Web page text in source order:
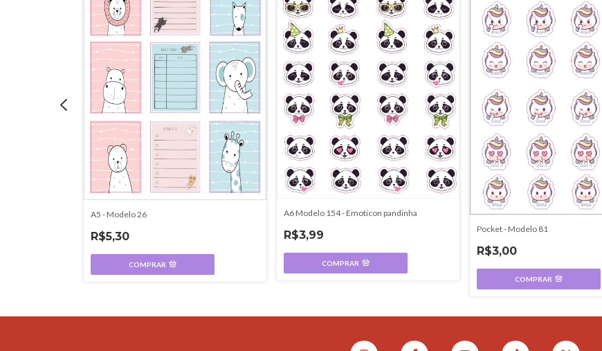
A5 - Modelo 26
R$5,30
COMPRAR
A6 Modelo 154 - Emoticon pandinha
R$3,99
COMPRAR
Pocket - Modelo 81
R$3,00
COMPRAR